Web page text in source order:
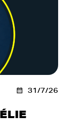
31/7/26